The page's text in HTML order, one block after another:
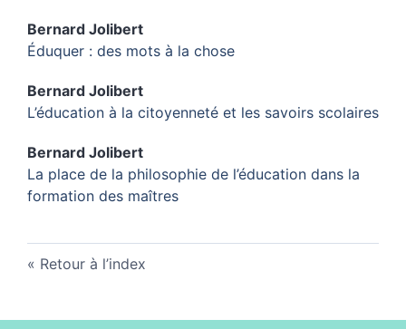
Bernard Jolibert
Éduquer : des mots à la chose
Bernard Jolibert
L’éducation à la citoyenneté et les savoirs scolaires
Bernard Jolibert
La place de la philosophie de l’éducation dans la
formation des maîtres
Retour à l’index